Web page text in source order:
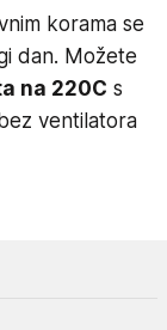
korama se
dan. Možete
na 220C s
ventilatora